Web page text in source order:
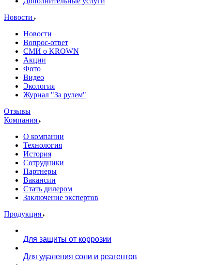
Новости
Новости
Вопрос-ответ
СМИ о KROWN
Акции
Фото
Видео
Экология
Журнал "За рулем"
Отзывы
Компания
О компании
Технология
История
Сотрудники
Партнеры
Вакансии
Стать дилером
Заключение экспертов
Продукция
Для защиты от коррозии
Для удаления соли и реагентов